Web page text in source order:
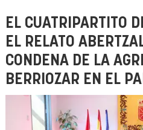
EL CUATRIPARTITO
EL RELATO
CONDENA DE LA
BERRIOZAR EN EL